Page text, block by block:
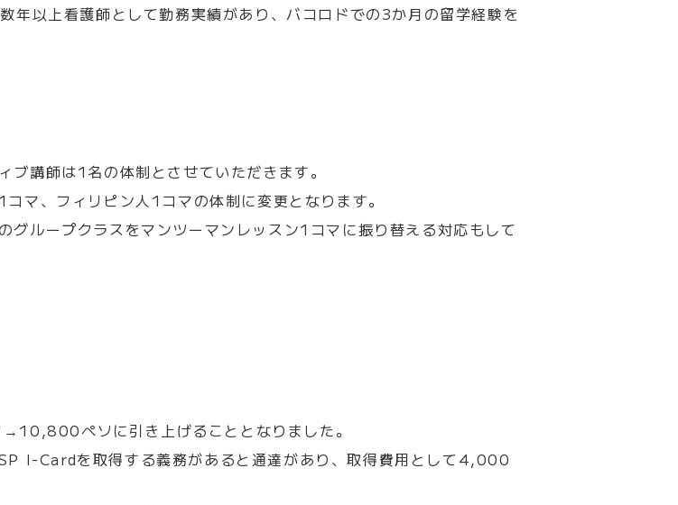
以上看護師として勤務実績があり、バコロドでの3か月の留学経験を
ブ講師は1名の体制とさせていただきます。
1 コマ、フィリピン人1 コマの体制に変更となります。
グループクラスをマンツーマンレッスン1 コマに振り替える対応もして
ペソに引き上げることとなりました。
I-Cardを取得する義務があると通達があり、取得費用として4,000